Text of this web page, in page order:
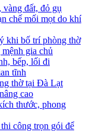
vàng đất, đỏ gụ
chế mối mọt do khí
khi bố trí phòng thờ
gia chủ
bếp, lối đi
tĩnh
thờ tại Đà Lạt
cao
thước, phong
công trọn gói để